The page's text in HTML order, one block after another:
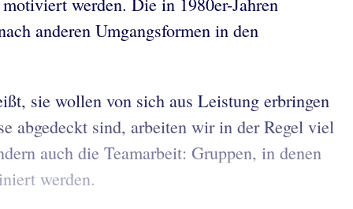
werden. Die in 1980er-Jahren
anderen Umgangsformen in den
sie wollen von sich aus Leistung erbringen
abgedeckt sind, arbeiten wir in der Regel viel
auch die Teamarbeit: Gruppen, in denen
werden.